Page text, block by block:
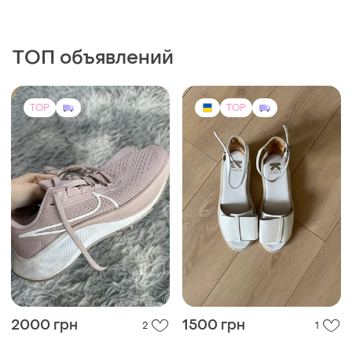
ТОП объявлений
TOP
2000 грн 2
TOP
1500 грн 1